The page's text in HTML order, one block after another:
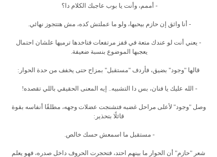
- أممم، وأنت يا بوب عاجبك الكلام دا؟
- أنا واثق إن حازم بيحبها، ولو ما عملتش كده، مش هتتجوز نهائي.
- يعني أنت لو عندك متعة في قفز مرتفعات فتاخدها ترميها علشان احتمال
يعجبها الموضوع بنسبة ضعيفة.
قالها "وجود" بضيق، فأردف "مستقبل" بمزاح حتى يخفف من حدة الحوار:
- الله عليك يا فنان، بس دا التشبيه.. إيه المعنى الحقيقي باللي تقصده!
وصل "وجود" لأعلى مراحل غضبه فتشنجت عضلات وجهه، مطلقًا أنفاسه بقوة
قائلًا بتحذير:
- مستقبل ما اسمعش حسك خالص.
شعر "حازم" أن الحوار ما بينهم احتد، فتحجرت الحروف داخل صدره، فهو يعلم